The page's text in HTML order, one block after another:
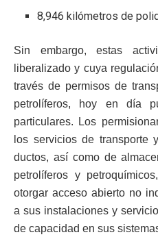
8,946 kilómetros de
Sin embargo, estas
liberalizado y cuya
través de permisos de
petrolíferos, hoy en día
particulares. Los
los servicios de transporte
ductos, así como de
petrolíferos y
otorgar acceso abierto no
a sus instalaciones y
de capacidad en sus